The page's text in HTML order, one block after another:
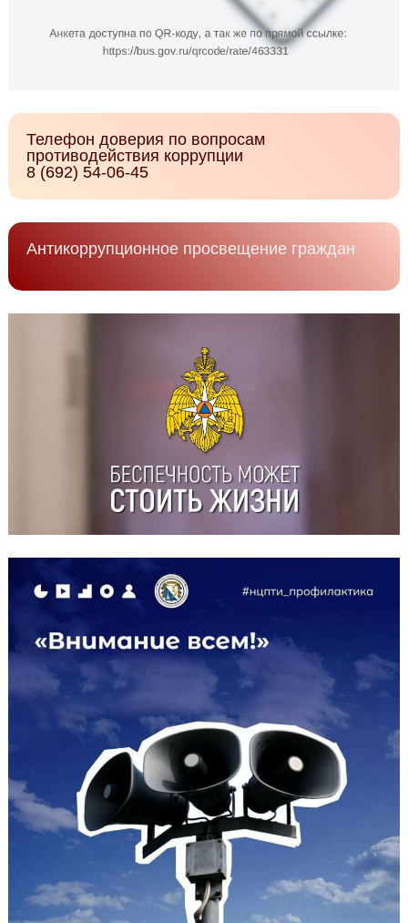
Телефон доверия по вопросам
противодействия коррупции
8 (692) 54-06-45
Антикоррупционное просвещение граждан